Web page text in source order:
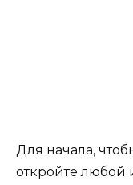
Для начала,
откройте любой